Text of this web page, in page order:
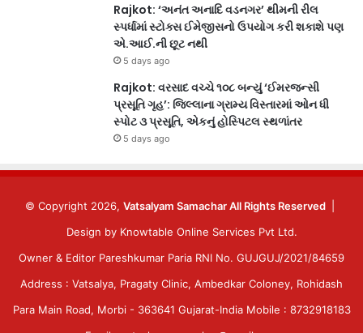
Rajkot: ‘અનંત અનાદિ વડનગર’ થીમની રીલ
સ્પર્ધામાં સ્ટોક્સ ઈમેજીસનો ઉપયોગ કરી શકાશે પણ
એ.આઈ.ની છૂટ નથી
5 days ago
Rajkot: વરસાદ વચ્ચે ૧૦૮ બન્યું ‘ઈમરજન્સી
પ્રસૂતિ ગૃહ’: જિલ્લાના ગ્રામ્ય વિસ્તારમાં ઓન ધી
સ્પોટ ૩ પ્રસૂતિ, એકનું હોસ્પિટલ સ્થળાંતર
5 days ago
© Copyright 2026, Vatsalyam Samachar All Rights Reserved
Design by Knowtable Online Services Pvt Ltd.
Owner & Editor Pareshkumar Paria RNI No. GUJGUJ/2021/84659
Address : Vatsalya, Pragaty Clinic, Ambedkar Coloney, Rohidash
Para Main Road, Morbi - 363641 Gujarat-India Mobile : 8732918183